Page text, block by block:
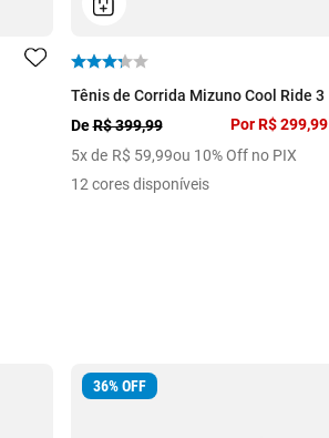
Tênis de Corrida Mizuno Cool Ride 3
DeR$ 399,99
5x de R$ 59,99ou 10% Off no PIX
Por R$ 299,99
12 cores disponíveis
36%OFF